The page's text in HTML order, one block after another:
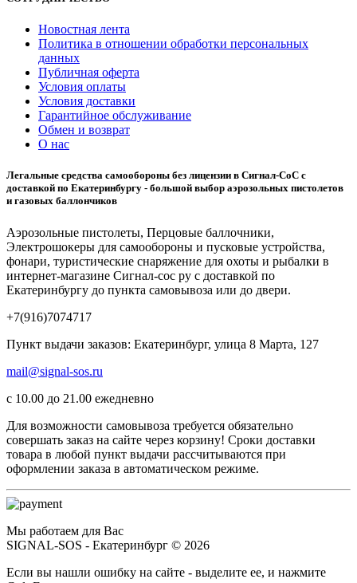
Новостная лента
Политика в отношении обработки персональных
данных
Публичная оферта
Условия оплаты
Условия доставки
Гарантийное обслуживание
Обмен и возврат
О нас
Легальные средства самообороны без лицензии в Сигнал-СоС с
доставкой по Екатеринбургу - большой выбор аэрозольных пистолетов
и газовых баллончиков
Аэрозольные пистолеты, Перцовые баллочники,
Электрошокеры для самообороны и пусковые устройства,
фонари, туристические снаряжение для охоты и рыбалки в
интернет-магазине Сигнал-сос ру с доставкой по
Екатеринбургу до пункта самовывоза или до двери.
+7(916)7074717
Пункт выдачи заказов: Екатеринбург, улица 8 Марта, 127
mail@signal-sos.ru
c 10.00 до 21.00 ежедневно
Для возможности самовывоза требуется обязательно
совершать заказ на сайте через корзину! Сроки доставки
товара в любой пункт выдачи рассчитываются при
оформлении заказа в автоматическом режиме.
Мы работаем для Вас
SIGNAL-SOS - Екатеринбург © 2026
Если вы нашли ошибку на сайте - выделите ее, и нажмите